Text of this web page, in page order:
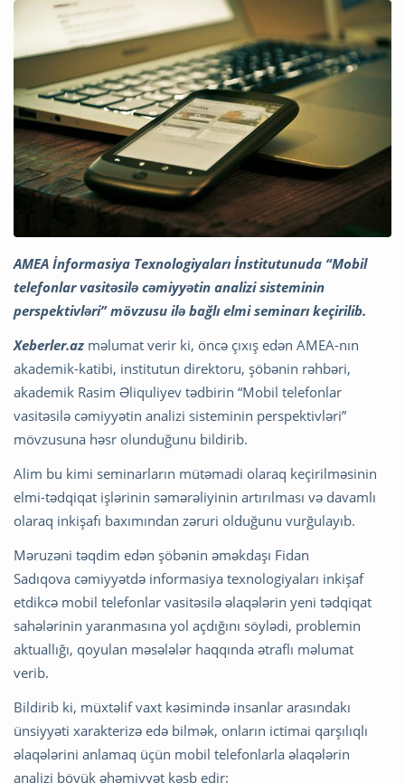
AMEA İnformasiya Texnologiyaları İnstitutunuda “Mobil
telefonlar vasitəsilə cəmiyyətin analizi sisteminin
perspektivləri” mövzusu ilə bağlı elmi seminarı keçirilib.
Xeberler.az məlumat verir ki, öncə çıxış edən AMEA-nın
akademik-katibi, institutun direktoru, şöbənin rəhbəri,
akademik Rasim Əliquliyev tədbirin “Mobil telefonlar
vasitəsilə cəmiyyətin analizi sisteminin perspektivləri”
mövzusuna həsr olunduğunu bildirib.
Alim bu kimi seminarların mütəmadi olaraq keçirilməsinin
elmi-tədqiqat işlərinin səmərəliyinin artırılması və davamlı
olaraq inkişafı baxımından zəruri olduğunu vurğulayıb.
Məruzəni təqdim edən şöbənin əməkdaşı Fidan
Sadıqova cəmiyyətdə informasiya texnologiyaları inkişaf
etdikcə mobil telefonlar vasitəsilə əlaqələrin yeni tədqiqat
sahələrinin yaranmasına yol açdığını söylədi, problemin
aktuallığı, qoyulan məsələlər haqqında ətraflı məlumat
verib.
Bildirib ki, müxtəlif vaxt kəsimində insanlar arasındakı
ünsiyyəti xarakterizə edə bilmək, onların ictimai qarşılıqlı
əlaqələrini anlamaq üçün mobil telefonlarla əlaqələrin
analizi böyük əhəmiyyət kəsb edir: